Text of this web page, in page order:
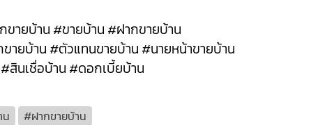
ขายบ้าน #ขายบ้าน #ฝากขายบ้าน
ยบ้าน #ตัวแทนขายบ้าน #นายหน้าขายบ้าน
สินเชื่อบ้าน #ดอกเบี้ยบ้าน
น #ฝากขายบ้าน